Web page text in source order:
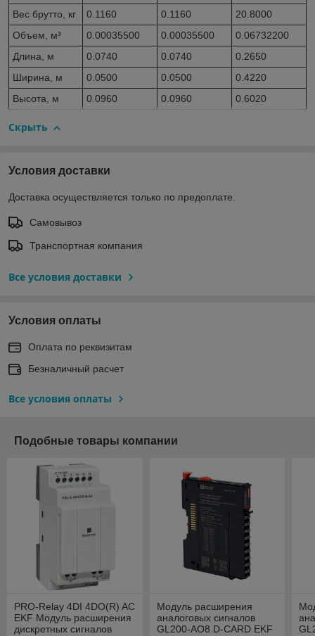
Вес брутто, кг
0.1160 0.1160
20.8000
Объем, м³
0.00035500 0.00035500
0.06732200
Длина, м
0.0740 0.0740
0.2650
Ширина, м
0.0500 0.0500
0.4220
Высота, м
0.0960 0.0960 0.6020
Скрыть
Условия доставки
Доставка осуществляется только по предоплате.
Самовывоз
Транспортная компания
Все условия доставки
Условия оплаты
Оплата по реквизитам
Безналичный расчет
Все условия оплаты
Подобные товары компании
PRO-Relay 4DI 4DO(R) AC
EKF Модуль расширения
дискретных сигналов
Модуль расширения
аналоговых сигналов
GL200-AO8 D-CARD EKF